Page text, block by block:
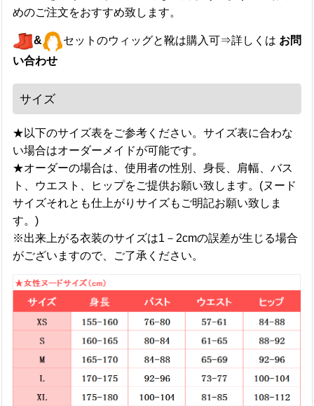
めのご注文をおすすめ致します。
& セットのウィッグと靴は購入可⇒詳しくは お問
い合わせ
サイズ
★以下のサイズ表をご参考ください。サイズ表に合わな
い場合はオーダーメイドが可能です。
★オーダーの場合は、使用者の性別、身長、肩幅、バス
ト、ウエスト、ヒップをご提供お願い致します。(ヌード
サイズそれとも仕上がりサイズもご明記お願い致しま
す。)
※出来上がる衣装のサイズは1－2cmの誤差が生じる場合
がございますので、ご了承ください。